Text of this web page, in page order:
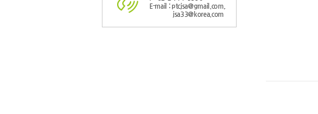
E-mail : ptcjsa@gmail.com,
jsa33@korea.com